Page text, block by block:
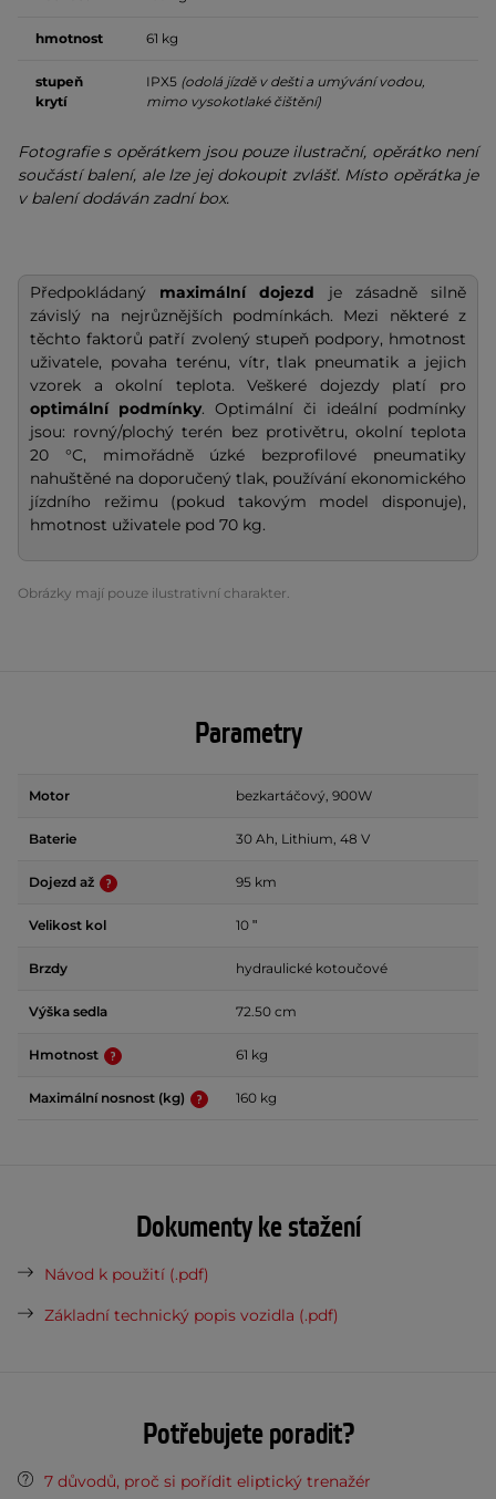
hmotnost 61 kg
stupeň
krytí
IPX5 (odolá jízdě v dešti a umývání vodou,
mimo vysokotlaké čištění)
Fotografie s opěrátkem jsou pouze ilustrační, opěrátko není
součástí balení, ale lze jej dokoupit zvlášť. Místo opěrátka je
v balení dodáván zadní box.
Předpokládaný maximální dojezd je zásadně silně
závislý na nejrůznějších podmínkách. Mezi některé z
těchto faktorů patří zvolený stupeň podpory, hmotnost
uživatele, povaha terénu, vítr, tlak pneumatik a jejich
vzorek a okolní teplota. Veškeré dojezdy platí pro
optimální podmínky. Optimální či ideální podmínky
jsou: rovný/plochý terén bez protivětru, okolní teplota
20 °C, mimořádně úzké bezprofilové pneumatiky
nahuštěné na doporučený tlak, používání ekonomického
jízdního režimu (pokud takovým model disponuje),
hmotnost uživatele pod 70 kg.
Obrázky mají pouze ilustrativní charakter.
Parametry
Motor bezkartáčový, 900W
Baterie 30 Ah, Lithium, 48 V
Dojezd až 95 km
Velikost kol 10 ʺ
Brzdy hydraulické kotoučové
Výška sedla 72.50 cm
Hmotnost 61 kg
Maximální nosnost (kg) 160 kg
Dokumenty ke stažení
Návod k použití (.pdf)
Základní technický popis vozidla (.pdf)
Potřebujete poradit?
7 důvodů, proč si pořídit eliptický trenažér